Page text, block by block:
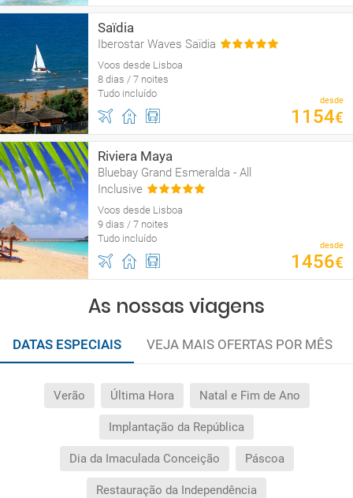
Saïdia
Iberostar Waves Saïdia
Voos desde Lisboa
8 dias / 7 noites
Tudo incluído
desde
1154€
Riviera Maya
Bluebay Grand Esmeralda - All
Inclusive
Voos desde Lisboa
9 dias / 7 noites
Tudo incluído
desde
1456€
As nossas viagens
DATAS ESPECIAIS VEJA MAIS OFERTAS POR MÊS
Verão Última Hora Natal e Fim de Ano
Implantação da República
Dia da Imaculada Conceição Páscoa
Restauração da Independência